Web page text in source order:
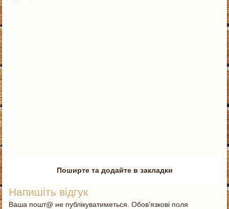
Поширте та додайте в закладки
Напишіть відгук
Ваша пошт@ не публікуватиметься. Обов’язкові поля